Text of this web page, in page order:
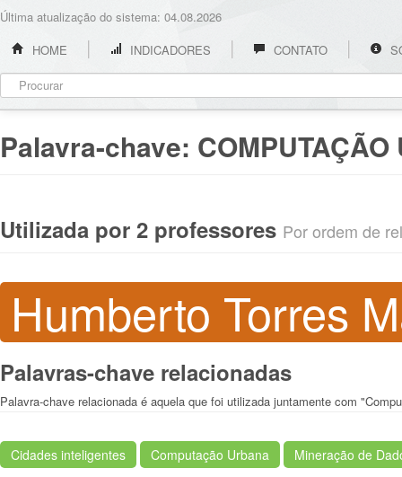
Última atualização do sistema: 04.08.2026
HOME
INDICADORES CONTATO
Palavra-chave:
Utilizada por 2 professores Por ordem de
Humberto Torres
Palavras-chave relacionadas
Palavra-chave relacionada é aquela que foi utilizada juntamente com
Cidades inteligentes Computação Urbana Mineração de